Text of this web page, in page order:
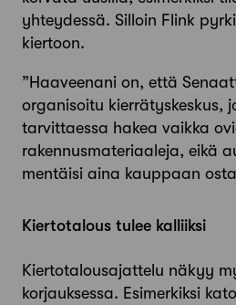
yhteydessä. Silloin Flink
kiertoon.
”Haaveenani on, että
organisoitu kierrätyskeskus,
tarvittaessa hakea vaikka
rakennusmateriaaleja, eikä
mentäisi aina kauppaan
Kiertotalous tulee kalliiksi
Kiertotalousajattelu näkyy
korjauksessa. Esimerkiksi